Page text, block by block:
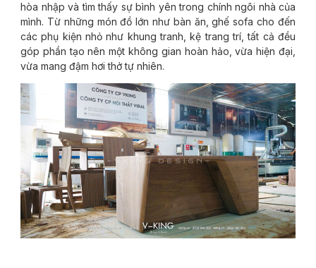
hòa nhập và tìm thấy sự bình yên trong chính ngôi nhà của
mình. Từ những món đồ lớn như bàn ăn, ghế sofa cho đến
các phụ kiện nhỏ như khung tranh, kệ trang trí, tất cả đều
góp phần tạo nên một không gian hoàn hảo, vừa hiện đại,
vừa mang đậm hơi thở tự nhiên.